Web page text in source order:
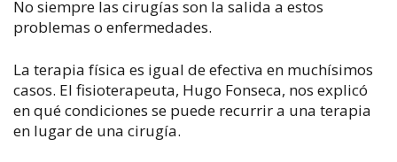
No siempre las cirugías son la salida a estos
problemas o enfermedades.
La terapia física es igual de efectiva en muchísimos
casos. El fisioterapeuta, Hugo Fonseca, nos explicó
en qué condiciones se puede recurrir a una terapia
en lugar de una cirugía.